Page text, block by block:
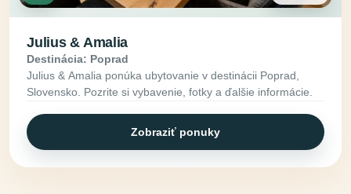
Julius & Amalia
Destinácia: Poprad
Julius & Amalia ponúka ubytovanie v destinácii Poprad,
Slovensko. Pozrite si vybavenie, fotky a ďalšie informácie.
Zobraziť ponuky